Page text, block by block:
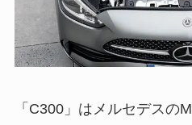
「C300」はメルセデスの